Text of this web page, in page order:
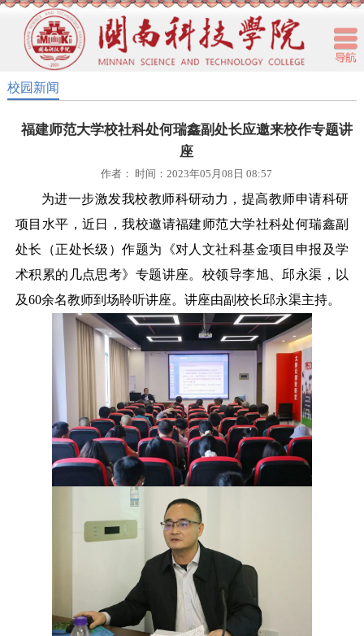
校园新闻
福建师范大学校社科处何瑞鑫副处长应邀来校作专题讲
座
作者： 时间：2023年05月08日 08:57
为进一步激发我校教师科研动力，提高教师申请科研
项目水平，近日，我校邀请福建师范大学社科处何瑞鑫副
处长（正处长级）作题为《对人文社科基金项目申报及学
术积累的几点思考》专题讲座。校领导李旭、邱永渠，以
及60余名教师到场聆听讲座。讲座由副校长邱永渠主持。